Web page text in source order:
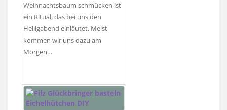
Weihnachtsbaum schmücken ist
ein Ritual, das bei uns den
Heiligabend einläutet. Meist
kommen wir uns dazu am
Morgen…